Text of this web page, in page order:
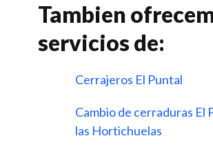
Tambien
servicios de:
Cerrajeros El Puntal
Cambio de cerraduras El
las Hortichuelas